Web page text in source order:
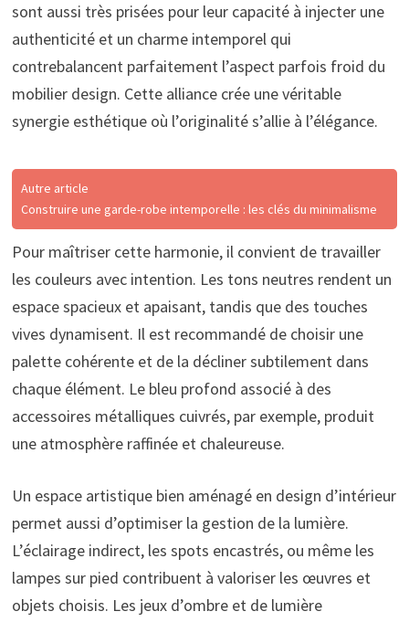
sont aussi très prisées pour leur capacité à injecter une
authenticité et un charme intemporel qui
contrebalancent parfaitement l’aspect parfois froid du
mobilier design. Cette alliance crée une véritable
synergie esthétique où l’originalité s’allie à l’élégance.
Autre article
Construire une garde-robe intemporelle : les clés du minimalisme
Pour maîtriser cette harmonie, il convient de travailler
les couleurs avec intention. Les tons neutres rendent un
espace spacieux et apaisant, tandis que des touches
vives dynamisent. Il est recommandé de choisir une
palette cohérente et de la décliner subtilement dans
chaque élément. Le bleu profond associé à des
accessoires métalliques cuivrés, par exemple, produit
une atmosphère raffinée et chaleureuse.
Un espace artistique bien aménagé en design d’intérieur
permet aussi d’optimiser la gestion de la lumière.
L’éclairage indirect, les spots encastrés, ou même les
lampes sur pied contribuent à valoriser les œuvres et
objets choisis. Les jeux d’ombre et de lumière